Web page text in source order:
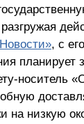
разгружая
, с
планирует
носитель
на низкую